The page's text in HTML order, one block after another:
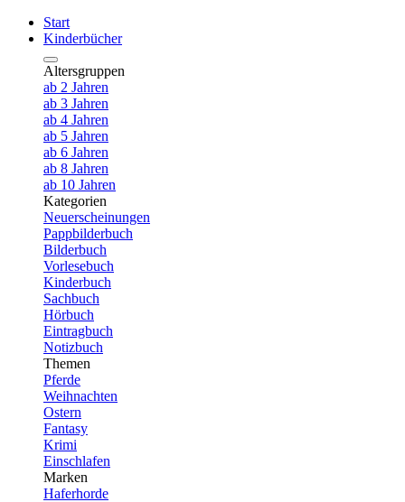
Start
Kinderbücher
Altersgruppen
ab 2 Jahren
ab 3 Jahren
ab 4 Jahren
ab 5 Jahren
ab 6 Jahren
ab 8 Jahren
ab 10 Jahren
Kategorien
Neuerscheinungen
Pappbilderbuch
Bilderbuch
Vorlesebuch
Kinderbuch
Sachbuch
Hörbuch
Eintragbuch
Notizbuch
Themen
Pferde
Weihnachten
Ostern
Fantasy
Krimi
Einschlafen
Marken
Haferhorde